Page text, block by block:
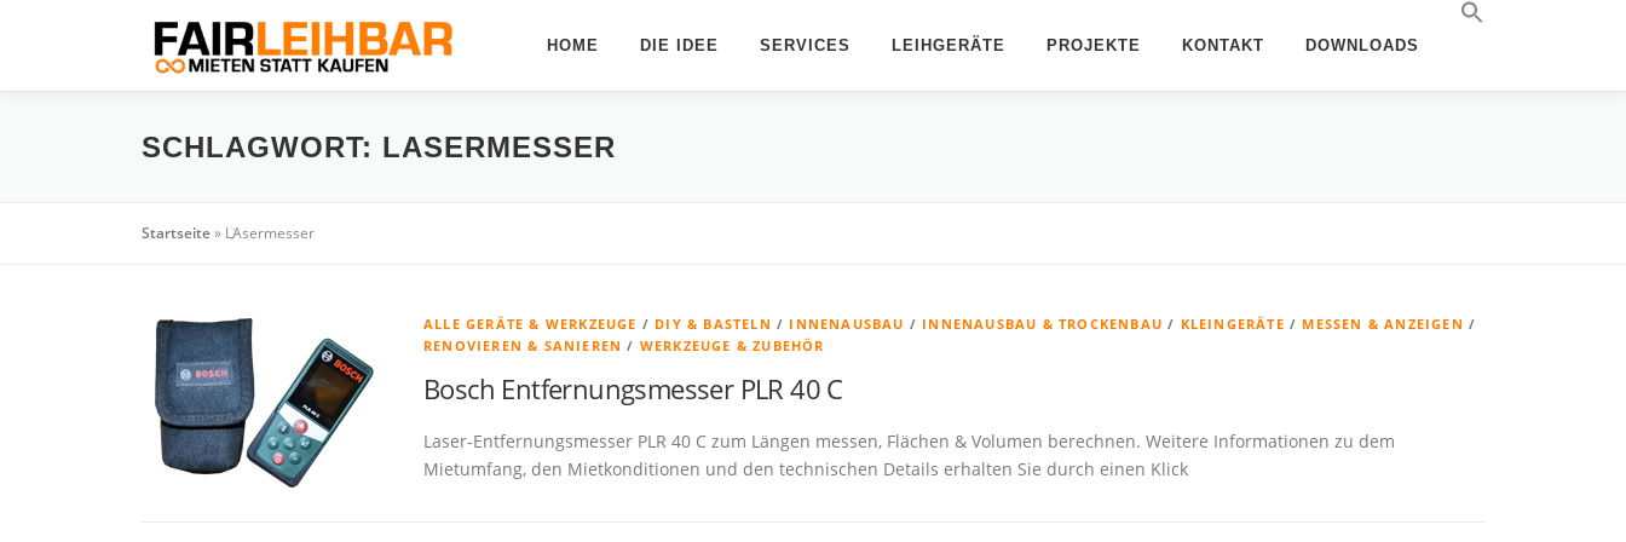
HOME DIE IDEE SERVICES LEIHGERÄTE PROJEKTE KONTAKT DOWNLOADS
SCHLAGWORT: LASERMESSER
Startseite» LAsermesser
ALLE GERÄTE & WERKZEUGE / DIY & BASTELN / INNENAUSBAU / INNENAUSBAU & TROCKENBAU / KLEINGERÄTE / MESSEN & ANZEIGEN /
RENOVIEREN & SANIEREN / WERKZEUGE & ZUBEHÖR
Bosch Entfernungsmesser PLR 40 C
Laser-Entfernungsmesser PLR 40 C zum Längen messen, Flächen & Volumen berechnen. Weitere Informationen zu dem
Mietumfang, den Mietkonditionen und den technischen Details erhalten Sie durch einen Klick